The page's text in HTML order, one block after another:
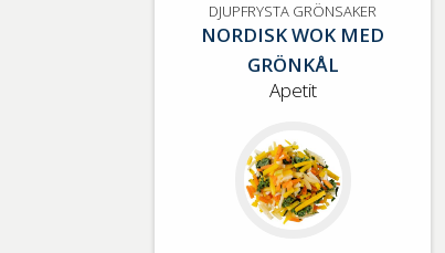
DJUPFRYSTA GRÖNSAKER
NORDISK WOK MED
GRÖNKÅL
Apetit